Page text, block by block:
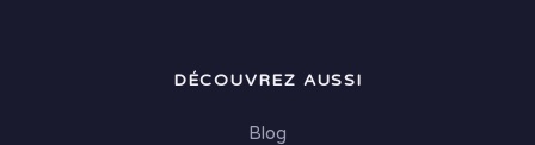
DÉCOUVREZ AUSSI
Blog